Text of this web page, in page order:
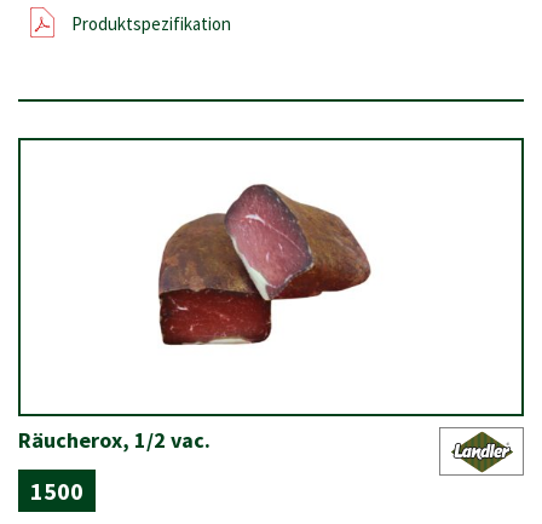
Produktspezifikation
Räucherox, 1/2 vac.
1500